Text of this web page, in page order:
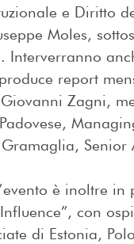
e Diritto
Moles,
report
Zagni,
Senior
è inoltre
con
di Estonia,